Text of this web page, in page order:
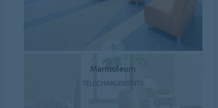
Marmoleum
TÉLÉCHARGEMENTS